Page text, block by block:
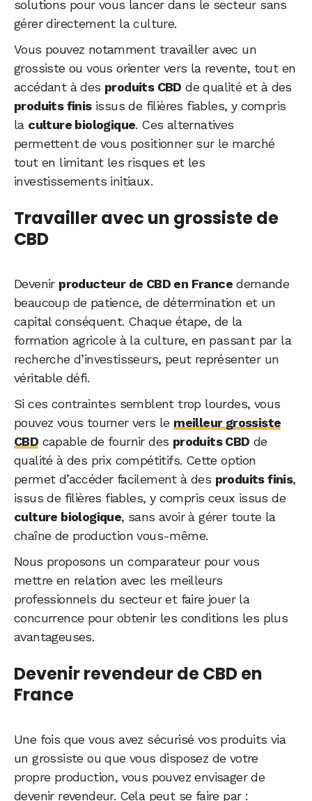
solutions pour vous lancer dans le secteur sans
gérer directement la culture.
Vous pouvez notamment travailler avec un
grossiste ou vous orienter vers la revente, tout en
accédant à des produits CBD de qualité et à des
produits finisissus de filières fiables, y compris
la culture biologique. Ces alternatives
permettent de vous positionner sur le marché
tout en limitant les risques et les
investissements initiaux.
Travailler avec un grossiste de
CBD
Devenir producteur de CBD en France demande
beaucoup de patience, de détermination et un
capital conséquent. Chaque étape, de la
formation agricole à la culture, en passant par la
recherche d’investisseurs, peut représenter un
véritable défi.
Si ces contraintes semblent trop lourdes, vous
pouvez vous tourner vers le meilleur grossiste
CBD capable de fournir des produits CBD de
qualité à des prix compétitifs. Cette option
permet d’accéder facilement à des produits finis,
issus de filières fiables, y compris ceux issus de
culture biologique, sans avoir à gérer toute la
chaîne de production vous-même.
Nous proposons un comparateur pour vous
mettre en relation avec les meilleurs
professionnels du secteur et faire jouer la
concurrence pour obtenir les conditions les plus
avantageuses.
Devenir revendeur de CBD en
France
Une fois que vous avez sécurisé vos produits via
un grossiste ou que vous disposez de votre
propre production, vous pouvez envisager de
devenir revendeur. Cela peut se faire par :